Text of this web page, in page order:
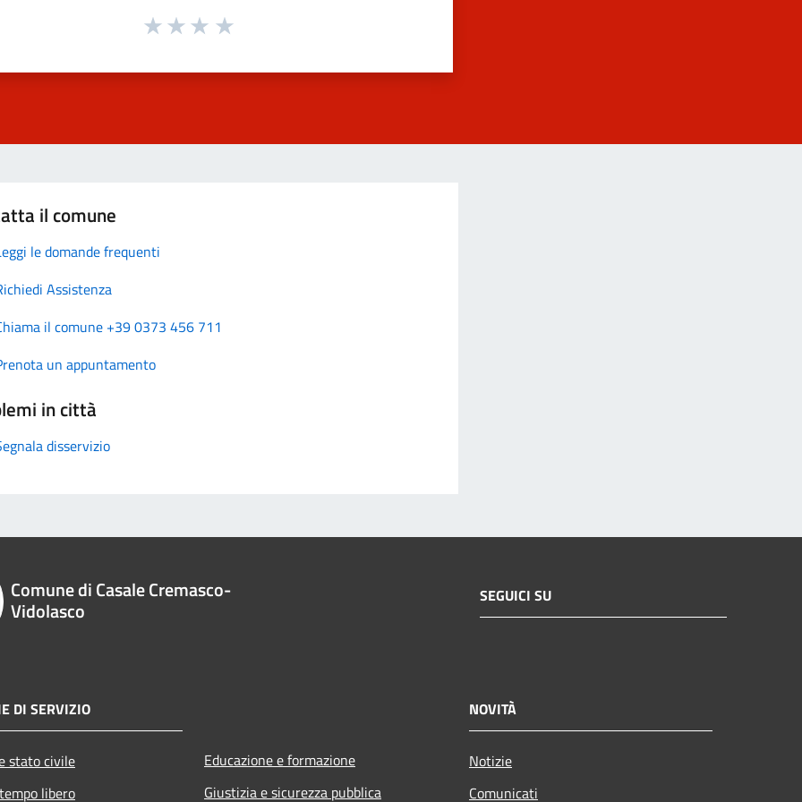
il comune
le domande frequenti
Assistenza
il comune +39 0373 456 711
un appuntamento
in città
disservizio
Comune di Casale Cremasco-
Vidolasco
SEGUICI SU
DI SERVIZIO
stato civile
libero
Educazione e formazione
Giustizia e sicurezza pubblica
NOVITÀ
Notizie
Comunicati